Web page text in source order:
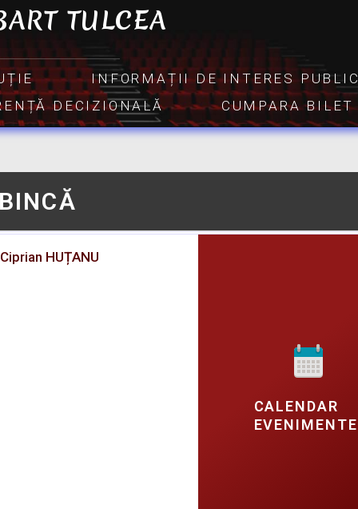
TULCEA
INFORMAȚII DE INTERES PUBLIC
DECIZIONALĂ CUMPARA BILET
HUȚANU
CALENDAR
EVENIMENTE